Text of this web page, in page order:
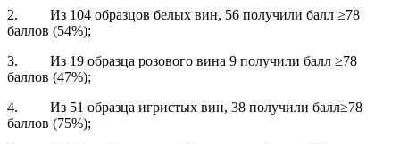
2. Из 104 образцов белых вин, 56 получили балл ≥78
баллов (54%);
3. Из 19 образца розового вина 9 получили балл ≥78
баллов (47%);
4. Из 51 образца игристых вин, 38 получили балл≥78
баллов (75%);